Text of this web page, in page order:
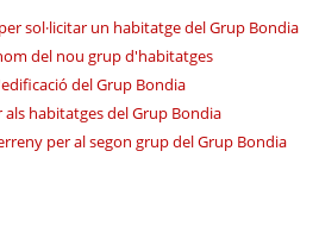
sol·licitar un habitatge del Grup Bondia
del nou grup d'habitatges
del Grup Bondia
habitatges del Grup Bondia
per al segon grup del Grup Bondia